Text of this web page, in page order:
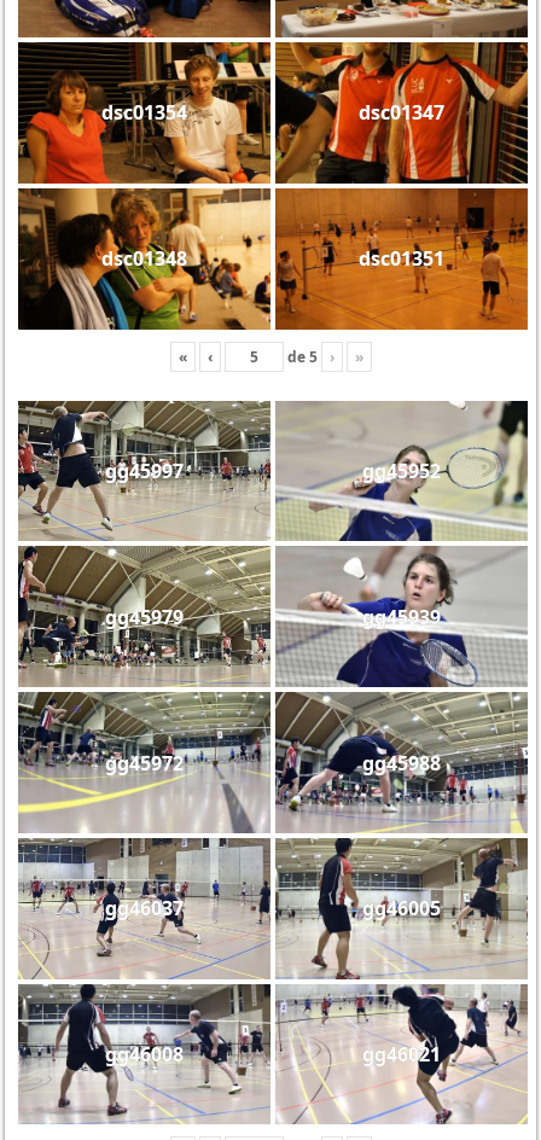
dsc01354 dsc01347
dsc01348 dsc01351
« ‹ de5 › »
gg45997 gg45952
gg45979 gg45939
gg45972 gg45988
gg46037 gg46005
gg46008 gg46021